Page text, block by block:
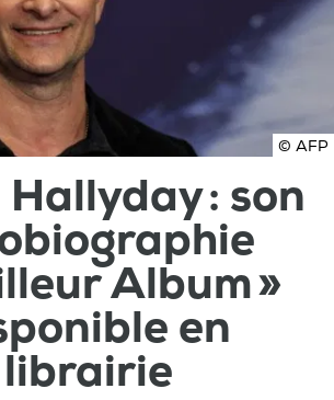
© AFP
: son
Album »
en
librairie